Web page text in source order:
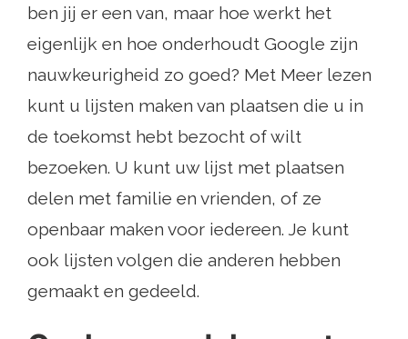
ben jij er een van, maar hoe werkt het
eigenlijk en hoe onderhoudt Google zijn
nauwkeurigheid zo goed? Met Meer lezen
kunt u lijsten maken van plaatsen die u in
de toekomst hebt bezocht of wilt
bezoeken. U kunt uw lijst met plaatsen
delen met familie en vrienden, of ze
openbaar maken voor iedereen. Je kunt
ook lijsten volgen die anderen hebben
gemaakt en gedeeld.